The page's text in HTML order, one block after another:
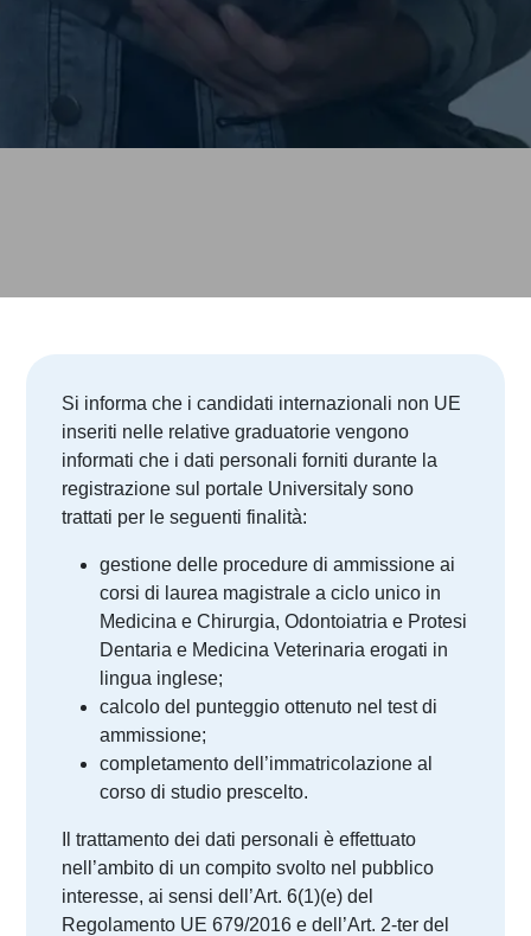
Si informa che i candidati internazionali non UE
inseriti nelle relative graduatorie vengono
informati che i dati personali forniti durante la
registrazione sul portale Universitaly sono
trattati per le seguenti finalità:
gestione delle procedure di ammissione ai
corsi di laurea magistrale a ciclo unico in
Medicina e Chirurgia, Odontoiatria e Protesi
Dentaria e Medicina Veterinaria erogati in
lingua inglese;
calcolo del punteggio ottenuto nel test di
ammissione;
completamento dell’immatricolazione al
corso di studio prescelto.
Il trattamento dei dati personali è effettuato
nell’ambito di un compito svolto nel pubblico
interesse, ai sensi dell’Art. 6(1)(e) del
Regolamento UE 679/2016 e dell’Art. 2-ter del